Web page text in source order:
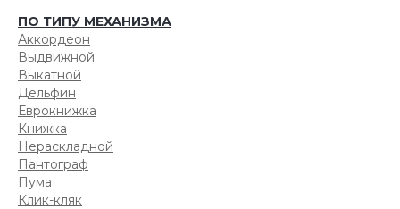
ПО ТИПУ МЕХАНИЗМА
Аккордеон
Выдвижной
Выкатной
Дельфин
Еврокнижка
Книжка
Нераскладной
Пантограф
Пума
Клик-кляк